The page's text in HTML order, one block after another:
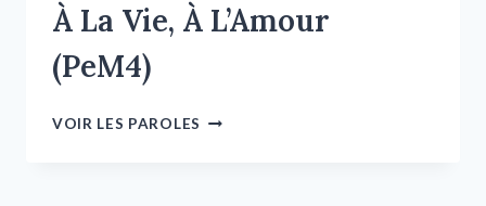
À La Vie, À L’Amour
(PeM4)
VOIR LES PAROLES